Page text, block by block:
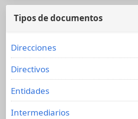
Tipos de documentos
Direcciones
Directivos
Entidades
Intermediarios